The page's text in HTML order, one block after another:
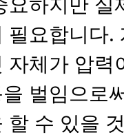
필요합니다
자체가 압
벌임으로
할 수 있을